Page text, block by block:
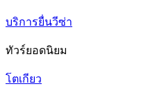
บริการยื่นวีซ่า
ทัวร์ยอดนิยม
โตเกียว